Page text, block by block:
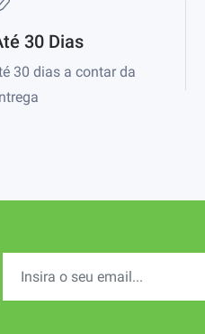
30 Dias
30 dias a contar da